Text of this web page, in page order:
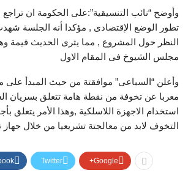
وأوضح “نائب التنسيقية”:على الحكومة ان تراجع
تطور الوضع الإقتصادى , مؤكدا أنه الجلسة
النظر حول المشروع , مما يثرى الحديث قيمة
مجلس الشيوخ فى المقام الاول
وأعلن “السباعى” موافقتة من حيث المبدأ على
معربا عن تخوفة من نقطة هامة تتعلق بسريان
استخدام الاجهزة اللاسلكية ,وهذا الأمر يتعلق
التخوف لابد من معالجتة تشريعيا من خلال جهاز
Twitter Google+